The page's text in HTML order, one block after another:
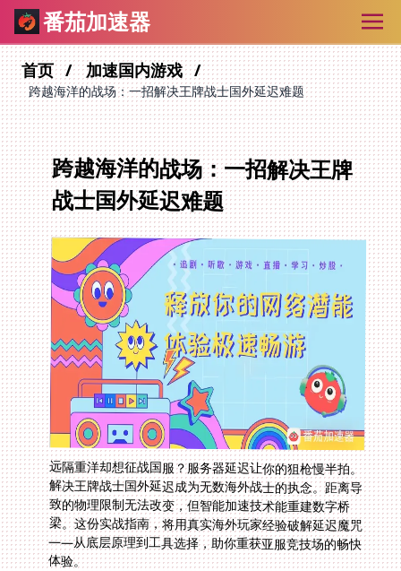
番茄加速器
首页 加速国内游戏
跨越海洋的战场：一招解决王牌战士国外延迟难题
跨越海洋的战场：一招解决王牌
战士国外延迟难题
远隔重洋却想征战国服？服务器延迟让你的狙枪慢半拍。
解决王牌战士国外延迟成为无数海外战士的执念。距离导
致的物理限制无法改变，但智能加速技术能重建数字桥
梁。这份实战指南，将用真实海外玩家经验破解延迟魔咒
——从底层原理到工具选择，助你重获亚服竞技场的畅快
体验。